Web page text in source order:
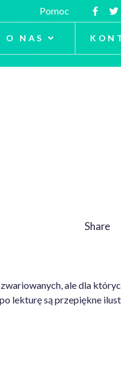
Pomoc
O NAS
Share
ale dla
lekturę są przepiękne